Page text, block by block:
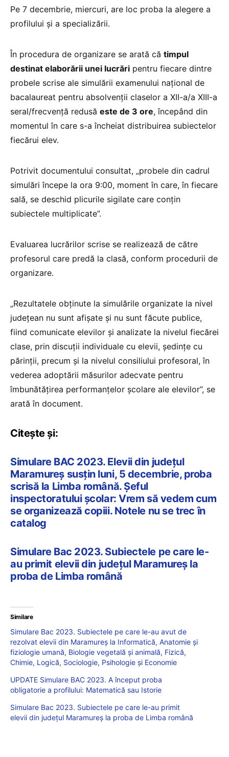
Pe 7 decembrie, miercuri, are loc proba la alegere a
profilului și a specializării.
În procedura de organizare se arată că timpul
destinat elaborării unei lucrări pentru fiecare dintre
probele scrise ale simulării examenului național de
bacalaureat pentru absolvenții claselor a XII-a/a XIII-a
seral/frecvență redusă este de 3 ore, începând din
momentul în care s-a încheiat distribuirea subiectelor
fiecărui elev.
Potrivit documentului consultat, „probele din cadrul
simulări începe la ora 9:00, moment în care, în fiecare
sală, se deschid plicurile sigilate care conțin
subiectele multiplicate”.
Evaluarea lucrărilor scrise se realizează de către
profesorul care predă la clasă, conform procedurii de
organizare.
„Rezultatele obținute la simulările organizate la nivel
județean nu sunt afișate și nu sunt făcute publice,
fiind comunicate elevilor și analizate la nivelul fiecărei
clase, prin discuții individuale cu elevii, ședințe cu
părinții, precum și la nivelul consiliului profesoral, în
vederea adoptării măsurilor adecvate pentru
îmbunătățirea performanțelor școlare ale elevilor”, se
arată în document.
Citește și:
Simulare BAC 2023. Elevii din județul
Maramureș susțin luni, 5 decembrie, proba
scrisă la Limba română. Șeful
inspectoratului școlar: Vrem să vedem cum
se organizează copiii. Notele nu se trec în
catalog
Simulare Bac 2023. Subiectele pe care le-
au primit elevii din județul Maramureș la
proba de Limba română
Similare
Simulare Bac 2023. Subiectele pe care le-au avut de
rezolvat elevii din Maramureș la Informatică, Anatomie și
fiziologie umană, Biologie vegetală și animală, Fizică,
Chimie, Logică, Sociologie, Psihologie și Economie
UPDATE Simulare BAC 2023. A început proba
obligatorie a profilului: Matematică sau Istorie
Simulare Bac 2023. Subiectele pe care le-au primit
elevii din județul Maramureș la proba de Limba română